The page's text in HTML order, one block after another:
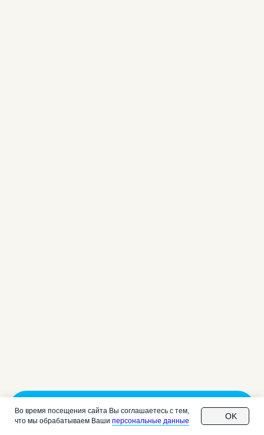
Позвонить в автошколу
Во время посещения сайта Вы соглашаетесь с тем,
что мы обрабатываем Ваши персональные данные
OK